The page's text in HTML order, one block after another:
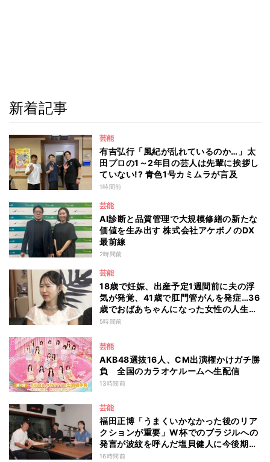
新着記事
芸能
有吉弘行「風紀が乱れているのか…」太
田プロの1～2年目の芸人は先輩に挨拶し
ていない!? 青色1号カミムラが言及
1時間前
芸能
AI診断と品質管理で大規模修繕の新たな
価値を生み出す 株式会社アケボノのDX
最前線
2時間前
芸能
18歳で妊娠、出産予定1週間前に夫の浮
気が発覚、41歳で肛門管がんを発症…36
歳でおばあちゃんになった女性の人生に
島田珠代も思わず涙 『愛のハイエナ
5時間前
芸能
AKB48選抜16人、CM出演権かけガチ勝
負 全国のカラオケルームへ生配信
13時間前
芸能
福田正博「うまくいかなかった後のリア
クションが重要」W杯でのブラジルへの
発言が波紋を呼んだ塩貝健人に今後期待
することは？
16時間前